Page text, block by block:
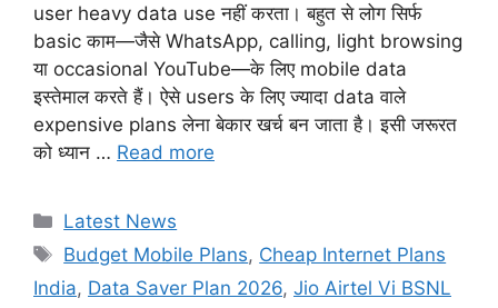
user heavy data use नहीं करता। बहुत से लोग सिर्फ
basic काम—जैसे WhatsApp, calling, light browsing
या occasional YouTube—के लिए mobile data
इस्तेमाल करते हैं। ऐसे users के लिए ज्यादा data वाले
expensive plans लेना बेकार खर्च बन जाता है। इसी जरूरत
को ध्यान … Read more
Categories
Latest News
Tags
Budget Mobile Plans, Cheap Internet Plans
India, Data Saver Plan 2026, Jio Airtel Vi BSNL